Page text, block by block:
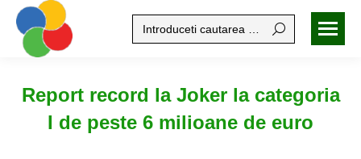
Search:
Report record la Joker la categoria
I de peste 6 milioane de euro